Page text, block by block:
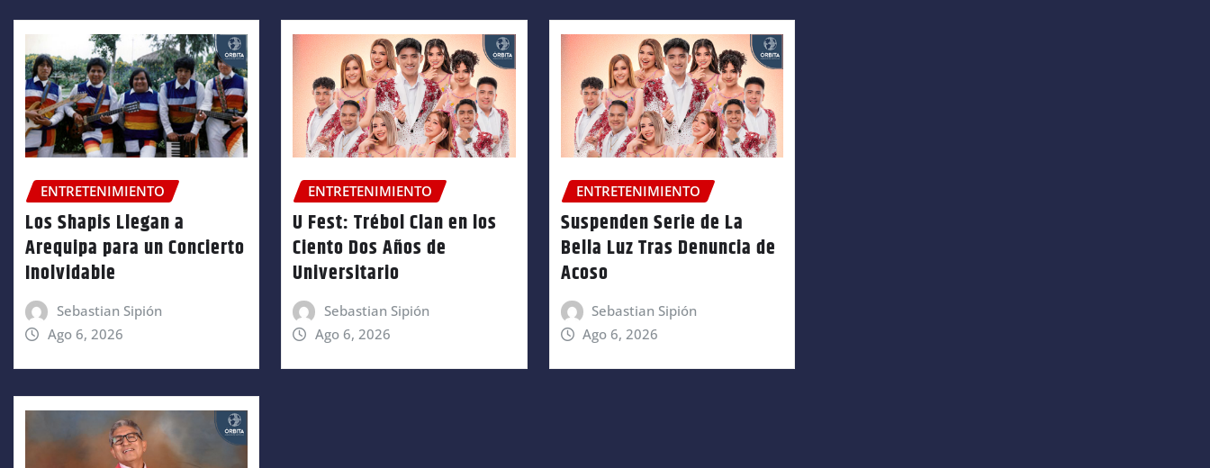
ENTRETENIMIENTO
Los Shapis Llegan a
Arequipa para un Concierto
Inolvidable
Sebastian Sipión
Ago 6, 2026
ENTRETENIMIENTO
U Fest: Trébol Clan en los
Ciento Dos Años de
Universitario
Sebastian Sipión
Ago 6, 2026
ENTRETENIMIENTO
Suspenden Serie de La
Bella Luz Tras Denuncia de
Acoso
Sebastian Sipión
Ago 6, 2026